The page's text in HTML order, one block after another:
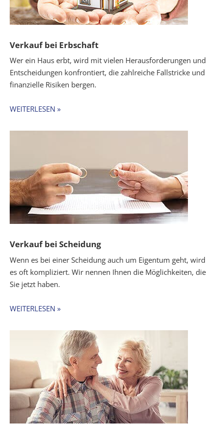
Verkauf bei Erbschaft
Wer ein Haus erbt, wird mit vielen Herausforderungen und
Entscheidungen konfrontiert, die zahlreiche Fallstricke und
finanzielle Risiken bergen.
WEITERLESEN »
Verkauf bei Scheidung
Wenn es bei einer Scheidung auch um Eigentum geht, wird
es oft kompliziert. Wir nennen Ihnen die Möglichkeiten, die
Sie jetzt haben.
WEITERLESEN »